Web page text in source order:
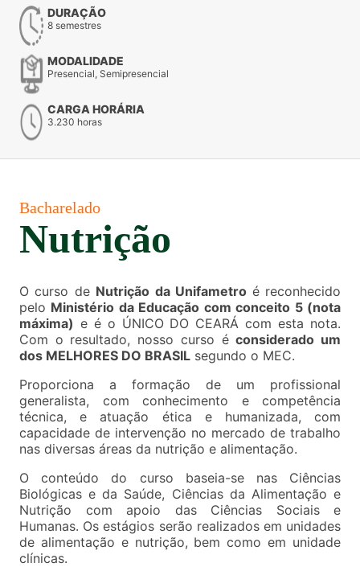
DURAÇÃO
8 semestres
MODALIDADE
Presencial, Semipresencial
CARGA HORÁRIA
3.230 horas
Bacharelado
Nutrição
O curso de Nutrição da Unifametro é reconhecido
pelo Ministério da Educação com conceito 5 (nota
máxima) e é o ÚNICO DO CEARÁ com esta nota.
Com o resultado, nosso curso éconsiderado um
dos MELHORES DO BRASIL segundo o MEC.
Proporciona a formação de um profissional
generalista, com conhecimento e competência
técnica, e atuação ética e humanizada, com
capacidade de intervenção no mercado de trabalho
nas diversas áreas da nutrição e alimentação.
O conteúdo do curso baseia-se nas Ciências
Biológicas e da Saúde, Ciências da Alimentação e
Nutrição com apoio das Ciências Sociais e
Humanas. Os estágios serão realizados em unidades
de alimentação e nutrição, bem como em unidade
clínicas.